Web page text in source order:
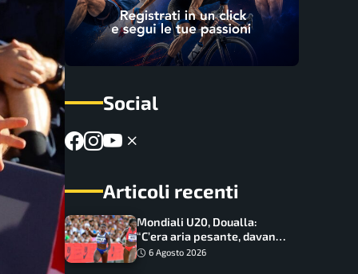
Social
Articoli recenti
Mondiali U20, Doualla:
“C’era aria pesante, davano
le mascherine! Finale? Non
6 Agosto 2026